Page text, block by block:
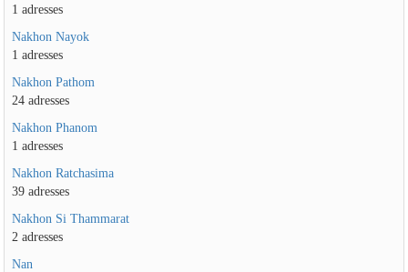
1 adresses
Nakhon Nayok
1 adresses
Nakhon Pathom
24 adresses
Nakhon Phanom
1 adresses
Nakhon Ratchasima
39 adresses
Nakhon Si Thammarat
2 adresses
Nan